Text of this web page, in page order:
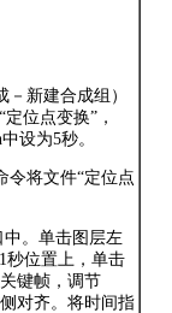
－新建合成组）
位点变换”，
设为5秒。
令将文件“定位点
中。单击图层左
秒位置上，单击
键帧，调节
对齐。将时间指